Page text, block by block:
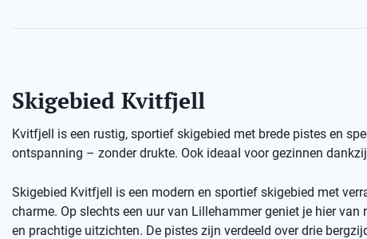
Skigebied Kvitfjell
Kvitfjell is een rustig, sportief skigebied met brede pistes en
ontspanning – zonder drukte. Ook ideaal voor gezinnen
Skigebied Kvitfjell is een modern en sportief skigebied met
charme. Op slechts een uur van Lillehammer geniet je hier van
en prachtige uitzichten. De pistes zijn verdeeld over drie